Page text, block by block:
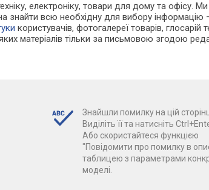
електроніку, товари для дому та офісу.
знайти всю необхідну для вибору
користувачів, фотогалереї товарів, глосарій
матеріалів тільки за письмовою згодою
Знайшли помилку на цій
Виділіть її та натисніть
Або скористайтеся функцією
"Повідомити про помилку в
таблицею з параметрами
моделі.